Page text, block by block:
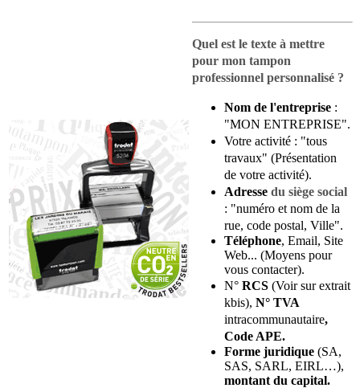
Quel est le texte à mettre
pour mon tampon
professionnel personnalisé ?
Nom de l'entreprise :
"MON ENTREPRISE".
Votre activité : "tous
travaux" (Présentation
de votre activité).
Adresse du siège social
: "numéro et nom de la
rue, code postal, Ville".
Téléphone, Email, Site
Web... (Moyens pour
vous contacter).
N° RCS (Voir sur extrait
kbis), N° TVA
intracommunautaire,
Code APE.
Forme juridique (SA,
SAS, SARL, EIRL…),
montant du capital.